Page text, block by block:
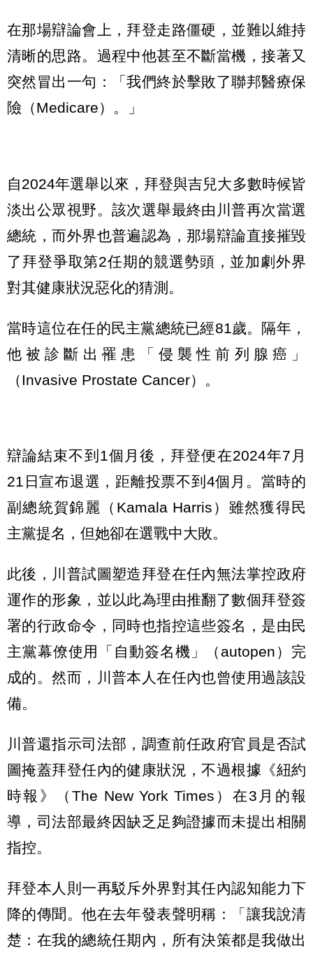
在那場辯論會上，拜登走路僵硬，並難以維持
清晰的思路。過程中他甚至不斷當機，接著又
突然冒出一句：「我們終於擊敗了聯邦醫療保
險（Medicare）。」
自2024年選舉以來，拜登與吉兒大多數時候皆
淡出公眾視野。該次選舉最終由川普再次當選
總統，而外界也普遍認為，那場辯論直接摧毀
了拜登爭取第2任期的競選勢頭，並加劇外界
對其健康狀況惡化的猜測。
當時這位在任的民主黨總統已經81歲。隔年，
他被診斷出罹患「侵襲性前列腺癌」
（Invasive Prostate Cancer）。
辯論結束不到1個月後，拜登便在2024年7月
21日宣布退選，距離投票不到4個月。當時的
副總統賀錦麗（Kamala Harris）雖然獲得民
主黨提名，但她卻在選戰中大敗。
此後，川普試圖塑造拜登在任內無法掌控政府
運作的形象，並以此為理由推翻了數個拜登簽
署的行政命令，同時也指控這些簽名，是由民
主黨幕僚使用「自動簽名機」（autopen）完
成的。然而，川普本人在任內也曾使用過該設
備。
川普還指示司法部，調查前任政府官員是否試
圖掩蓋拜登任內的健康狀況，不過根據《紐約
時報》（The New York Times）在3月的報
導，司法部最終因缺乏足夠證據而未提出相關
指控。
拜登本人則一再駁斥外界對其任內認知能力下
降的傳聞。他在去年發表聲明稱：「讓我說清
楚：在我的總統任期內，所有決策都是我做出